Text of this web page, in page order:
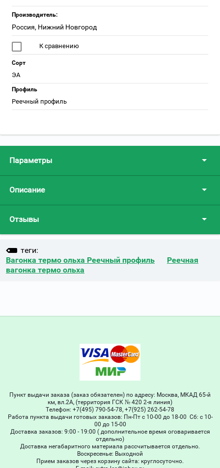
Производитель:
Россия, Нижний Новгород
К сравнению
Сорт
ЭА
Профиль
Реечный профиль
Параметры
Описание
Отзывы
теги:
Вагонка термо ольха Реечный профиль
Реечная
вагонка термо ольха
Пункт выдачи заказа (заказ обязателен) по адресу: Москва, МКАД 65-й
км, вл.2А, (территория ГСК № 420 2-я линия)
Телефон: +7(495) 790-54-78, +7(925) 262-54-78
Работа пункта выдачи готовых заказов: Пн-Пт с 10-00 до 18-00 Сб: с 10-
00 до 15-00
Доставка заказов: 9:00 - 19:00 ( дополнительное время оговаривается
отдельно)
Доставка негабаритного материала рассчитывается отдельно.
Воскресенье: Выходной
Прием заказов через корзину сайта: круглосуточно.